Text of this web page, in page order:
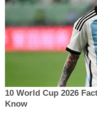
10 World Cup 2026
Know